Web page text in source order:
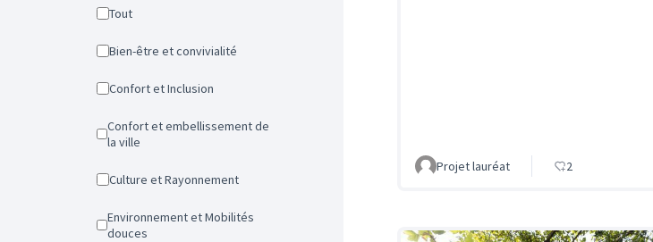
Tout
Bien-être et convivialité
Confort et Inclusion
Confort et embellissement de
la ville
Culture et Rayonnement
Environnement et Mobilités
douces
Projet lauréat 2